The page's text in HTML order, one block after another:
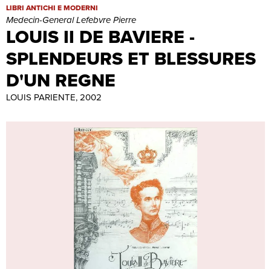
LOUIS II DE BAVIERE -
SPLENDEURS ET BLESSURES
D'UN REGNE
LOUIS II DE BAVIERE - SPLENDEURS ET BLESSURES D'UN
LIBRI ANTICHI E MODERNI
Medecin-General Lefebvre Pierre
LOUIS PARIENTE, 2002